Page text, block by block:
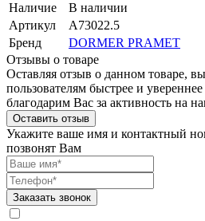
Наличие
В наличии
Артикул
A73022.5
Бренд
DORMER PRAMET
Отзывы о товаре
Оставляя отзыв о данном товаре,
пользователям быстрее и
благодарим Вас за активность на
Оставить отзыв
Укажите ваше имя и контактный
позвонят Вам
Заказать звонок